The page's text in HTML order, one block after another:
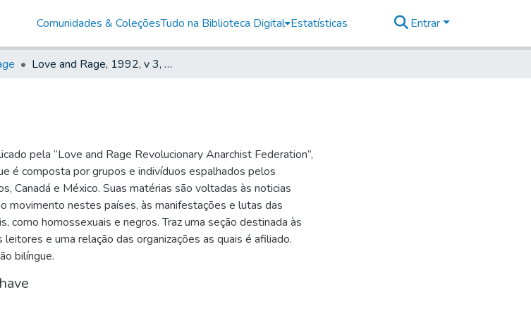
Comunidades & ColeçõesTudo na Biblioteca Digital Estatísticas Entrar
Love and Rage, 1992, v 3, n 4
pela “Love and Rage Revolucionary Anarchist Federation”,
é composta por grupos e indivíduos espalhados pelos
Canadá e México. Suas matérias são voltadas às noticias
movimento nestes países, às manifestações e lutas das
como homossexuais e negros. Traz uma seção destinada às
leitores e uma relação das organizações as quais é afiliado.
bilíngue.